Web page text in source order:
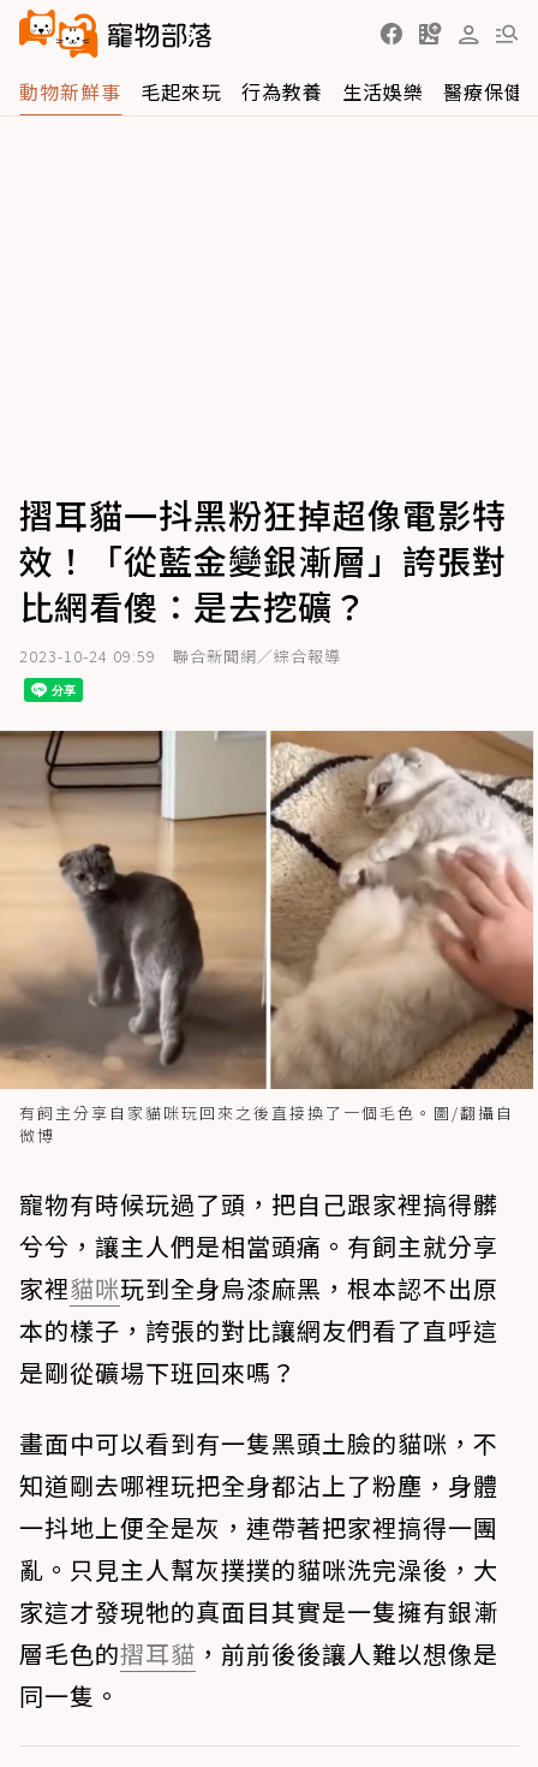
動物新鮮事 毛起來玩 行為教養 生活娛樂 醫療保健
摺耳貓一抖黑粉狂掉超像電影特
效！「從藍金變銀漸層」誇張對
比網看傻：是去挖礦？
2023-10-24 09:59 聯合新聞網／綜合報導
有飼主分享自家貓咪玩回來之後直接換了一個毛色。圖/翻攝自
微博
寵物有時候玩過了頭，把自己跟家裡搞得髒
兮兮，讓主人們是相當頭痛。有飼主就分享
家裡貓咪玩到全身烏漆麻黑，根本認不出原
本的樣子，誇張的對比讓網友們看了直呼這
是剛從礦場下班回來嗎？
畫面中可以看到有一隻黑頭土臉的貓咪，不
知道剛去哪裡玩把全身都沾上了粉塵，身體
一抖地上便全是灰，連帶著把家裡搞得一團
亂。只見主人幫灰撲撲的貓咪洗完澡後，大
家這才發現牠的真面目其實是一隻擁有銀漸
層毛色的摺耳貓 ，前前後後讓人難以想像是
同一隻。